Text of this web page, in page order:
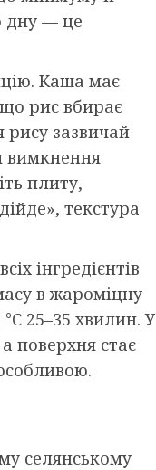
дну — це
Каша має
рис вбирає
зазвичай
вимкнення
плиту,
текстура
інгредієнтів
в жароміцну
25–35 хвилин. У
поверхня стає
селянському